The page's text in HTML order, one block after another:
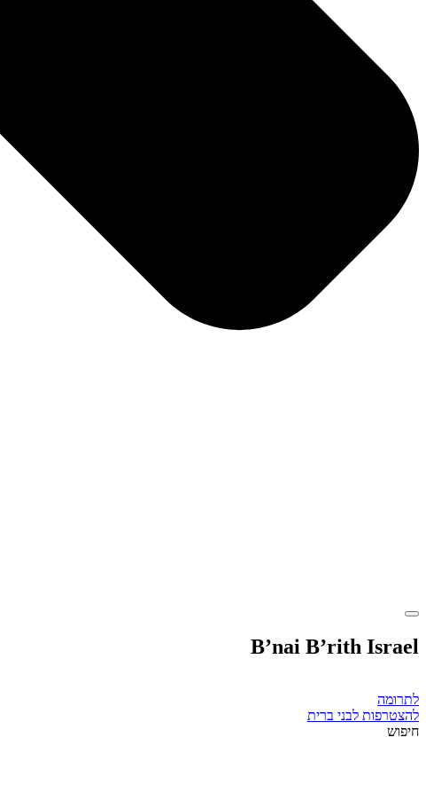
B’nai B’rith Israel
לתרומה
להצטרפות לבני ברית
חיפוש